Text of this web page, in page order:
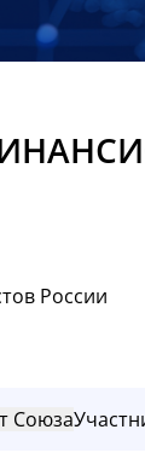
России
Союза